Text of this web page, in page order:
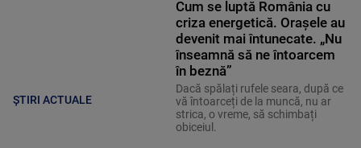
ȘTIRI ACTUALE
Cum se luptă România cu
criza energetică. Orașele au
devenit mai întunecate. „Nu
înseamnă să ne întoarcem
în beznă”
Dacă spălați rufele seara, după ce
vă întoarceți de la muncă, nu ar
strica, o vreme, să schimbați
obiceiul.